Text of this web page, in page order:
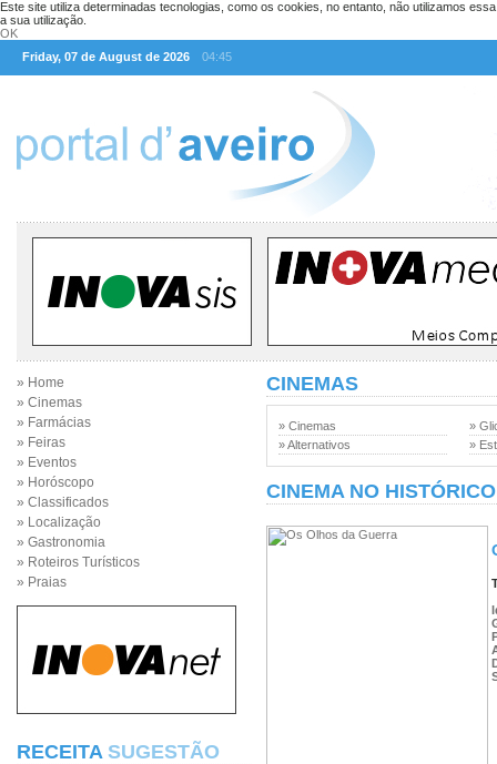
Este site utiliza determinadas tecnologias, como os cookies, no entanto, não utilizamos
a sua utilização.
OK
Friday, 07 de August de 2026
04:45
» Home
» Cinemas
» Farmácias
» Feiras
» Eventos
» Horóscopo
» Classificados
» Localização
» Gastronomia
» Roteiros Turísticos
» Praias
RECEITA SUGESTÃO
CINEMAS
» Cinemas
» Alternativos
»
»
CINEMA NO HISTÓRICO